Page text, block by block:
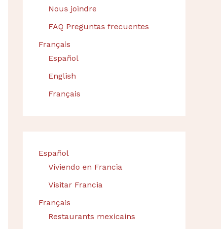
Nous joindre
FAQ Preguntas frecuentes
Français
Español
English
Français
Español
Viviendo en Francia
Visitar Francia
Français
Restaurants mexicains